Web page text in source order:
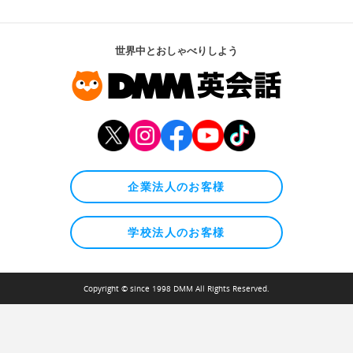
世界中とおしゃべりしよう
企業法人のお客様
学校法人のお客様
Copyright © since 1998 DMM All Rights Reserved.